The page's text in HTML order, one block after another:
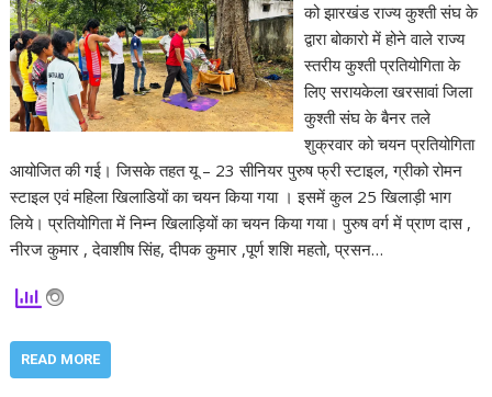
को झारखंड राज्य कुश्ती संघ के
द्वारा बोकारो में होने वाले राज्य
स्तरीय कुश्ती प्रतियोगिता के
लिए सरायकेला खरसावां जिला
कुश्ती संघ के बैनर तले
शुक्रवार को चयन प्रतियोगिता
आयोजित की गई। जिसके तहत यू – 23 सीनियर पुरुष फ्री स्टाइल, ग्रीको रोमन
स्टाइल एवं महिला खिलाडियों का चयन किया गया । इसमें कुल 25 खिलाड़ी भाग
लिये। प्रतियोगिता में निम्न खिलाड़ियों का चयन किया गया। पुरुष वर्ग में प्राण दास ,
नीरज कुमार , देवाशीष सिंह, दीपक कुमार ,पूर्ण शशि महतो, प्रसन…
READ MORE